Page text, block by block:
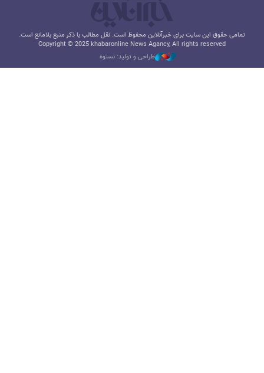
تمامی حقوق این سایت برای خبرآنلاین محفوظ است. نقل مطالب با ذکر منبع بلامانع است.
Copyright © 2025 khabaronline News Agancy, All rights reserved
طراحی و تولید: نستوه